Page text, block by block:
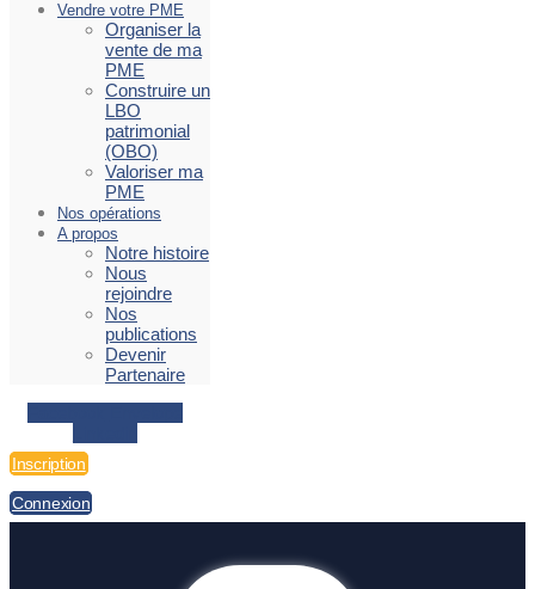
Vendre votre PME
Organiser la
vente de ma
PME
Construire un
LBO
patrimonial
(OBO)
Valoriser ma
PME
Nos opérations
A propos
Notre histoire
Nous
rejoindre
Nos
publications
Devenir
Partenaire
Inscription
Connexion